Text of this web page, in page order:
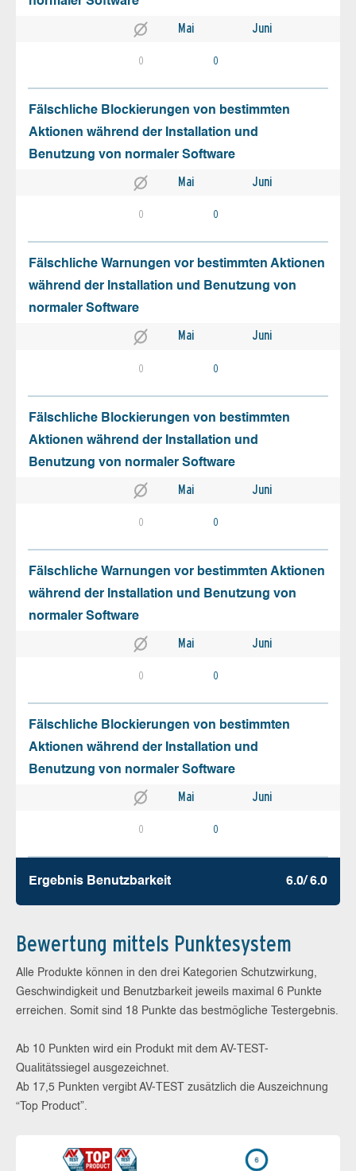
Mai Juni
0 0
Fälschliche Blockierungen von bestimmten
Aktionen während der Installation und
Benutzung von normaler Software
Mai Juni
0 0
Fälschliche Warnungen vor bestimmten Aktionen
während der Installation und Benutzung von
normaler Software
Mai Juni
0 0
Fälschliche Blockierungen von bestimmten
Aktionen während der Installation und
Benutzung von normaler Software
Mai Juni
0 0
Fälschliche Warnungen vor bestimmten Aktionen
während der Installation und Benutzung von
normaler Software
Mai Juni
0 0
Fälschliche Blockierungen von bestimmten
Aktionen während der Installation und
Benutzung von normaler Software
Mai Juni
0 0
Ergebnis Benutz­barkeit 6.0/ 6.0
Bewertung mittels Punktesystem
Alle Produkte können in den drei Kategorien Schutzwirkung,
Geschwindigkeit und Benutzbarkeit jeweils maximal 6 Punkte
erreichen. Somit sind 18 Punkte das bestmögliche Testergebnis.
Ab 10 Punkten wird ein Produkt mit dem AV-TEST-
Qualitätssiegel ausgezeichnet.
Ab 17,5 Punkten vergibt AV-TEST zusätzlich die Auszeichnung
“Top Product”.